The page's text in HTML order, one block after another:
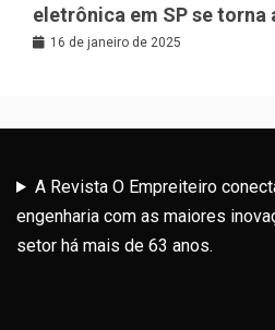
eletrônica em SP se torna
Latina
16 de janeiro de 2025
A Revista O Empreiteiro
engenharia com as maiores
setor há mais de 63 anos.